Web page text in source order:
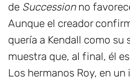
de Successionno
Aunque el creador
quería a Kendall como su
muestra que, al final, él
Los hermanos Roy, en